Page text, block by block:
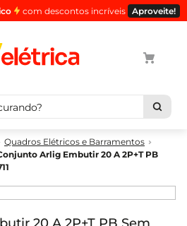
com descontos incríveis Aproveite!
Quadros Elétricos e Barramentos
Arlig Embutir 20 A 2P+T PB